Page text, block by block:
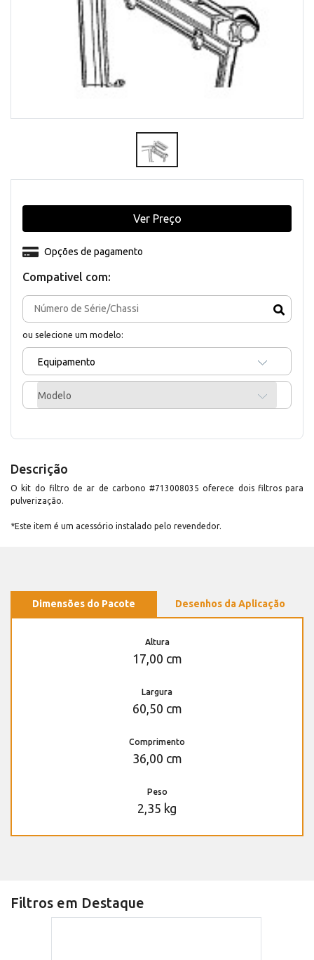
Compativel com:
ou selecione um modelo:
Equipamento
Modelo
Opções de pagamento
Ver Preço
Descrição
O kit do filtro de ar de carbono #713008035 oferece dois filtros para
pulverização.
*Este item é um acessório instalado pelo revendedor.
Dimensões do Pacote Desenhos da Aplicação
Altura
17,00 cm
Largura
60,50 cm
Comprimento
36,00 cm
Peso
2,35 kg
Filtros em Destaque